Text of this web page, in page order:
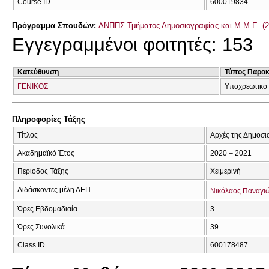
Course ID 600019834
Πρόγραμμα Σπουδών: ΑΝΠΠΣ Τμήματος Δημοσιογραφίας και Μ.Μ.Ε.
Εγγεγραμμένοι φοιτητές: 153
Κατεύθυνση
Τύπος
ΓΕΝΙΚΟΣ
Υποχρεωτικό
Πληροφορίες Τάξης
Τίτλος Αρχές της
Ακαδημαϊκό Έτος 2020 – 2021
Περίοδος Τάξης Χειμερινή
Διδάσκοντες μέλη ΔΕΠ Νικόλαος
Ώρες Εβδομαδιαία 3
Ώρες Συνολικά 39
Class ID 600178487